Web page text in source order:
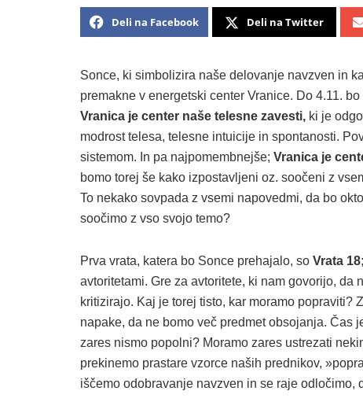
Deli na Facebook Deli na Twitter
Sonce, ki simbolizira naše delovanje navzven in
premakne v energetski center Vranice. Do 4.11.
Vranica je center naše telesne zavesti, ki je
modrost telesa, telesne intuicije in spontanosti.
sistemom. In pa najpomembnejše; Vranica je
bomo torej še kako izpostavljeni oz. soočeni z
To nekako sovpada z vsemi napovedmi, da bo
soočimo z vso svojo temo?
Prva vrata, katera bo Sonce prehajalo, so Vrata
avtoritetami. Gre za avtoritete, ki nam govorijo,
kritizirajo. Kaj je torej tisto, kar moramo popraviti?
napake, da ne bomo več predmet obsojanja. Čas
zares nismo popolni? Moramo zares ustrezati
prekinemo prastare vzorce naših prednikov,
iščemo odobravanje navzven in se raje odločimo,